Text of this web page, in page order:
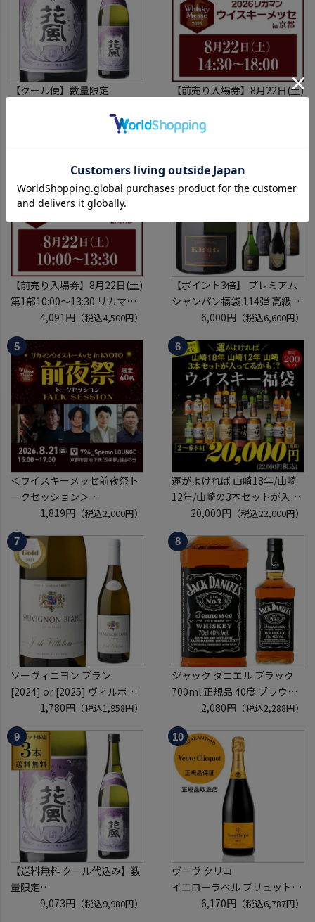
【クール便】数量限定
KYOTO EDITION 720ml こう
しゅ はなかぜ craft sake クラ
フトサケ 秋田県 男鹿市
（税込3,080円）
【前売り入場券】8月22日(土)
ウイスキーメッセ in京都
入場券となるeチケットは【8
月中旬】にメールにて配信予
定
4,091円
【前売り入場券】8月22日(土)
第1部10:00～13:30 リカマン
ウイスキーメッセ in京都
2026 1枚
入場券となるeチケットは【8
月中旬】にメールにて配信予
定
※代引き決済不可
4,091円（税込4,500円）
【ポイント3倍】 プレミアム
シャンパン福袋 114弾 高級 シ
ャンパン を探せ トゥルベ ト
レゾール クリュッグ 2004 が
入ってるかも!? 【先着300
本】 シャンパン シャンパーニ
ュ リカーマウンテン 福袋 WK
くじ 【送
6,000円 （税込6,600円）
＜ウイスキーメッセ前夜祭ト
ークセッション＞
8月21日(金)15:00～17:00京都
開催
クレジットカード決済のみ
1,819円（税込2,000円）
運がよければ 山崎18年/山崎
12年/山崎の3本セットが入っ
ているかも！？ ウイスキー福
袋 2～6本組 限定200セット
虎S ※必ずもらえるCP対象
(1P)
20,000円 （税込22,000円）
ソーヴィニヨン ブラン
[2024] or [2025] ヴィルボワ
750ml フランス ロワール 辛
口 白ワイン 浜運A
1,780円（税込1,958円）
ジャック ダニエル ブラック
700ml 正規品 40度 ブラウン
フォーマン
ウイスキー テネシー バーボン
長S
2,080円 （税込2,288円）
【送料無料 クール代込み】数
量限定
稲とアガベ 交酒 花風 -心拍-
9,073円（税込9,980円）
ヴーヴ クリコ
イエローラベル ブリュット
750ml 正規品
6,170円 （税込6,787円）